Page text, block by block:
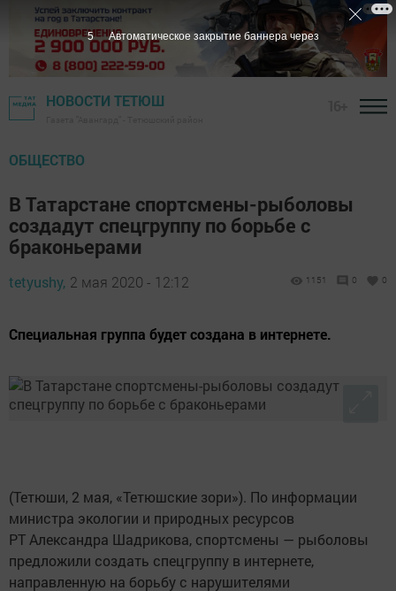
НОВОСТИ ТЕТЮШ
ОБЩЕСТВО
В Татарстане спортсмены-рыболовы
создадут спецгруппу по борьбе с
браконьерами
tetyushy, 2 мая 2020 - 12:12 1151 0 0
Специальная группа будет создана в интернете.
(Тетюши, 2 мая, «Тетюшские зори»). По информации
министра экологии и природных ресурсов
РТ Александра Шадрикова, спортсмены — рыболовы
предложили создать спецгруппу в интернете,
направленную на борьбу с нарушителями
4 Автоматическое закрытие баннера через